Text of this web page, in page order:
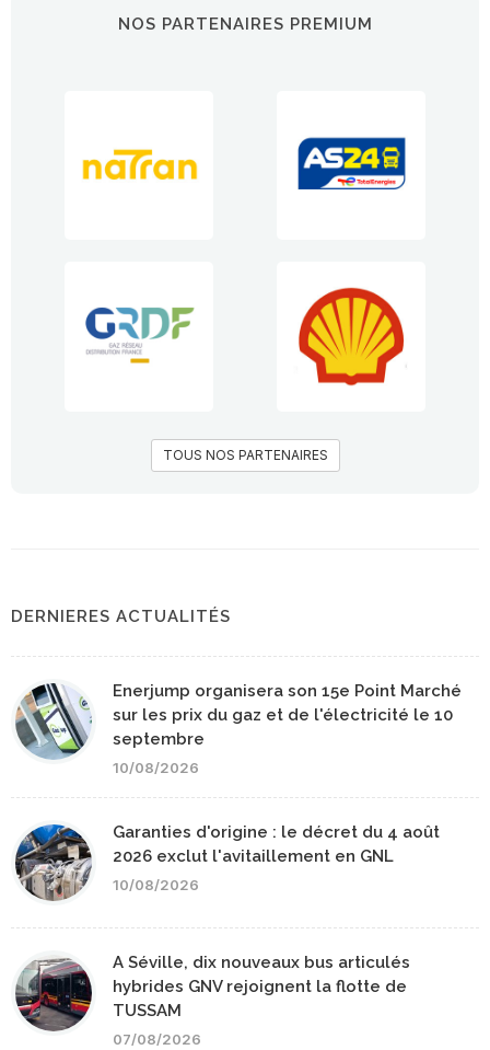
NOS PARTENAIRES PREMIUM
TOUS NOS PARTENAIRES
DERNIERES ACTUALITÉS
Enerjump organisera son 15e Point Marché
sur les prix du gaz et de l'électricité le 10
septembre
10/08/2026
Garanties d'origine : le décret du 4 août
2026 exclut l'avitaillement en GNL
10/08/2026
A Séville, dix nouveaux bus articulés
hybrides GNV rejoignent la flotte de
TUSSAM
07/08/2026